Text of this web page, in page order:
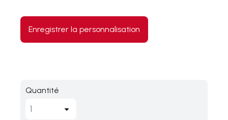
Enregistrer la personnalisation
Quantité